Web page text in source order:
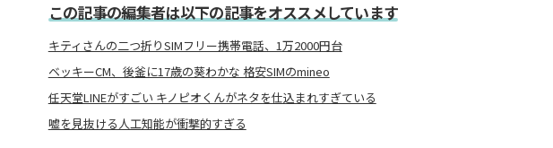
この記事の編集者は以下の記事をオススメしています
キティさんの二つ折りSIMフリー携帯電話、1万2000円台
ベッキーCM、後釜に17歳の葵わかな 格安SIMのmineo
任天堂LINEがすごい キノピオくんがネタを仕込まれすぎている
嘘を見抜ける人工知能が衝撃的すぎる